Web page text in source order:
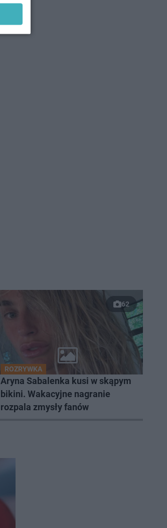
62
ROZRYWKA
Aryna Sabalenka kusi w skąpym
bikini. Wakacyjne nagranie
rozpala zmysły fanów